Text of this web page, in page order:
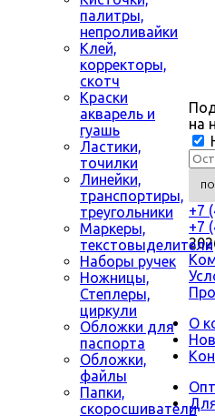
палитры,
непроливайки
Клей,
корректоры,
скотч
Краски
акварель и
гуашь
Ластики,
точилки
Линейки,
транспортиры,
треугольники
Маркеры,
текстовыделители
Наборы ручек
Ножницы,
Степлеры,
циркули
Обложки для
паспорта
Обложки,
файлы
Папки,
скоросшиватели
на
+7
+7
О